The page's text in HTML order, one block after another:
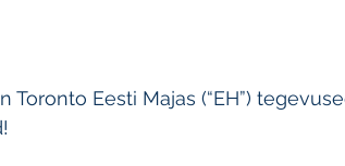
Eesti Majas (“EH”)